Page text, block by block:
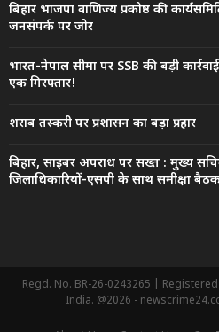
बिहार भाजपा वाणिज्य प्रकोष्ठ की
जनसंपर्क पर जोर
भारत-नेपाल सीमा पर SSB की बड़ी
एक गिरफ्तार!
शराब तस्करी पर प्रशासन का बड़ा प्रहार
बिहार, साइबर अपराध पर सख्त : मुख्य
जिलाधिकारियों-एसपी के साथ समीक्षा
Regd. No. BR-26-0243265 |
India. @2026 -